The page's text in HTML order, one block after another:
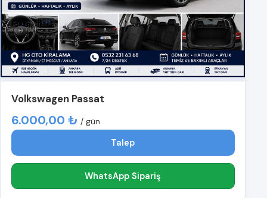
Volkswagen Passat
6.000,00 ₺ / gün
Talep
WhatsApp Sipariş